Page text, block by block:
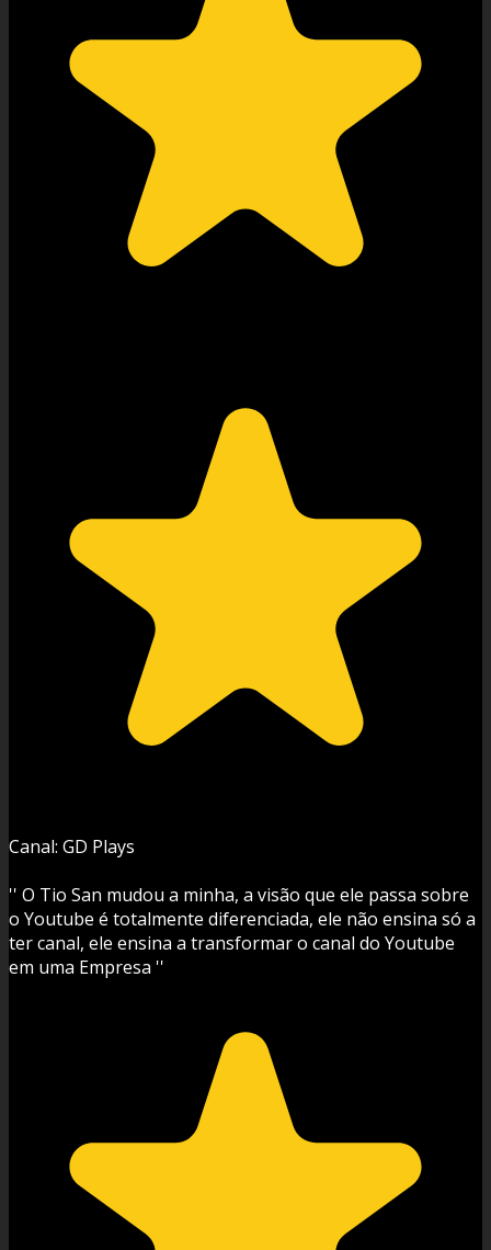
Canal: GD Plays
'' O Tio San mudou a minha, a visão que ele passa sobre
o Youtube é totalmente diferenciada, ele não ensina só a
ter canal, ele ensina a transformar o canal do Youtube
em uma Empresa ''